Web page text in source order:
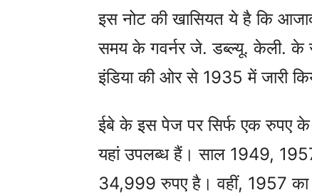
इस नोट की खासियत ये है कि
समय के गवर्नर जे. डब्ल्यू. केली. के
इंडिया की ओर से 1935 में जारी
ईबे के इस पेज पर सिर्फ एक रुपए
यहां उपलब्ध हैं। साल 1949,
34,999 रुपए है। वहीं, 1957